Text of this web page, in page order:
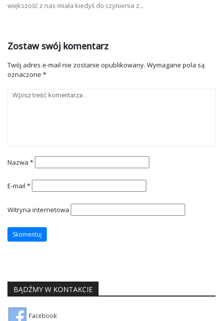
większość z nas miała kiedyś do czynienia z...
Zostaw swój komentarz
Twój adres e-mail nie zostanie opublikowany. Wymagane pola są
oznaczone *
Nazwa *
E-mail *
Witryna internetowa
BĄDŹMY W KONTAKCIE
Facebook